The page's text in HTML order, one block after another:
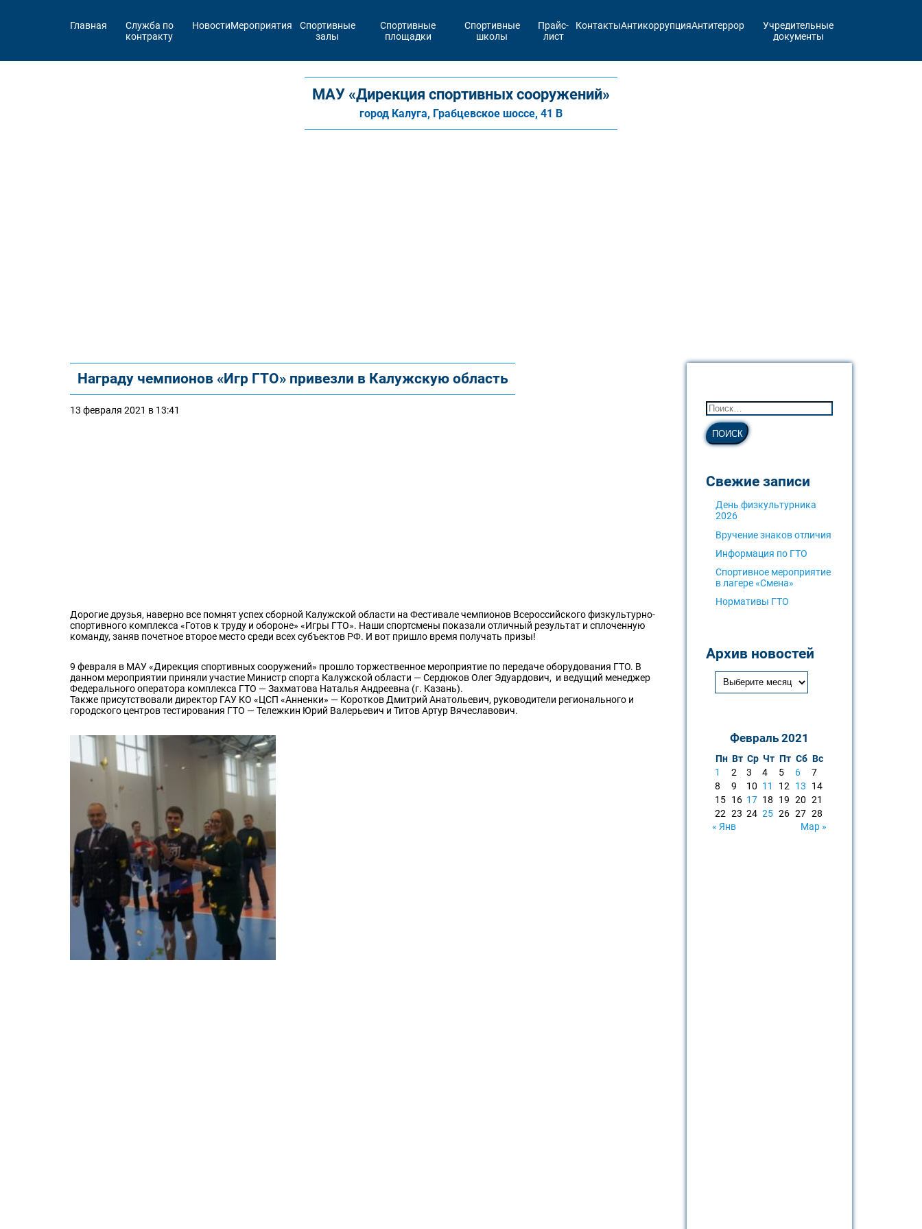
Главная
Служба по
контракту
НовостиМероприятия
Спортивные
залы
Спортивные
площадки
Спортивные
школы
Прайс-
лист
КонтактыАнтикоррупцияАнтитеррор
Учредительные
документы
МАУ «Дирекция спортивных сооружений»
город Калуга, Грабцевское шоссе, 41 В
Награду чемпионов «Игр ГТО» привезли в Калужскую область
13 февраля 2021 в 13:41
Дорогие друзья, наверно все помнят успех сборной Калужской области на Фестивале чемпионов Всероссийского физкультурно-
спортивного комплекса «Готов к труду и обороне» «Игры ГТО». Наши спортсмены показали отличный результат и сплоченную
команду, заняв почетное второе место среди всех субъектов РФ. И вот пришло время получать призы!
9 февраля в МАУ «Дирекция спортивных сооружений» прошло торжественное мероприятие по передаче оборудования ГТО. В
данном мероприятии приняли участие Министр спорта Калужской области — Сердюков Олег Эдуардович, и ведущий менеджер
Федерального оператора комплекса ГТО — Захматова Наталья Андреевна (г. Казань).
Также присутствовали директор ГАУ КО «ЦСП «Анненки» — Коротков Дмитрий Анатольевич, руководители регионального и
городского центров тестирования ГТО — Тележкин Юрий Валерьевич и Титов Артур Вячеславович.
Свежие записи
День физкультурника
2026
Вручение знаков отличия
Информация по ГТО
Спортивное мероприятие
в лагере «Смена»
Нормативы ГТО
Архив новостей
Февраль 2021
Пн Вт Ср Чт Пт Сб Вс
1
2 3 4 5 6
7
8
9 10 11 12 13
14
15 16 17 18 19 20 21
22 23 24 25 26 27 28
« Янв
Мар »